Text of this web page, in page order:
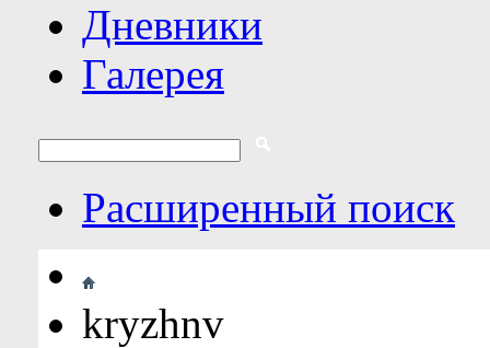
Дневники
Галерея
Расширенный поиск
kryzhnv